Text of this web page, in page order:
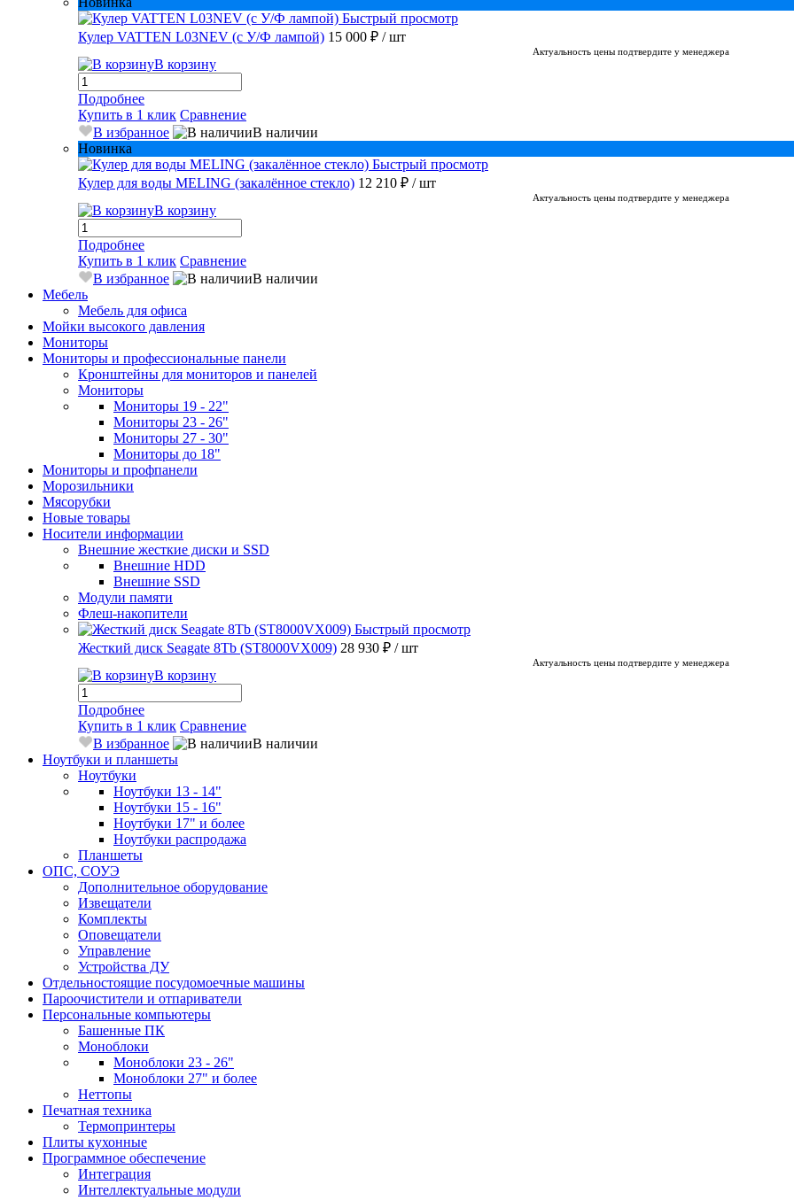
Быстрый просмотр
Кулер VATTEN L03NEV (с У/Ф лампой) 15 000 ₽ / шт
Актуальность цены подтвердите у менеджера
В корзину
Подробнее
Купить в 1 клик Сравнение
В избранное
В наличии
Новинка
Быстрый просмотр
Кулер для воды MELING (закалённое стекло) 12 210 ₽ / шт
Актуальность цены подтвердите у менеджера
В корзину
Подробнее
Купить в 1 клик Сравнение
В избранное
В наличии
Мебель
Мебель для офиса
Мойки высокого давления
Мониторы
Мониторы и профессиональные панели
Кронштейны для мониторов и панелей
Мониторы
Мониторы 19 - 22"
Мониторы 23 - 26"
Мониторы 27 - 30"
Мониторы до 18"
Мониторы и профпанели
Морозильники
Мясорубки
Новые товары
Носители информации
Внешние жесткие диски и SSD
Внешние HDD
Внешние SSD
Модули памяти
Флеш-накопители
Быстрый просмотр
Жесткий диск Seagate 8Tb (ST8000VX009) 28 930 ₽ / шт
Актуальность цены подтвердите у менеджера
В корзину
Подробнее
Купить в 1 клик Сравнение
В избранное
В наличии
Ноутбуки и планшеты
Ноутбуки
Ноутбуки 13 - 14"
Ноутбуки 15 - 16"
Ноутбуки 17" и более
Ноутбуки распродажа
Планшеты
ОПС, СОУЭ
Дополнительное оборудование
Извещатели
Комплекты
Оповещатели
Управление
Устройства ДУ
Отдельностоящие посудомоечные машины
Пароочистители и отпариватели
Персональные компьютеры
Башенные ПК
Моноблоки
Моноблоки 23 - 26"
Моноблоки 27" и более
Неттопы
Печатная техника
Термопринтеры
Плиты кухонные
Программное обеспечение
Интеграция
Интеллектуальные модули